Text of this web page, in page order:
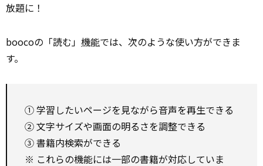
放題に！
boocoの「読む」 機能では、次のような使い方ができま
す。
① 学習したいページを見ながら音声を再生できる
② 文字サイズや画面の明るさを調整できる
③ 書籍内検索ができる
※ これらの機能には一部の書籍が対応していま